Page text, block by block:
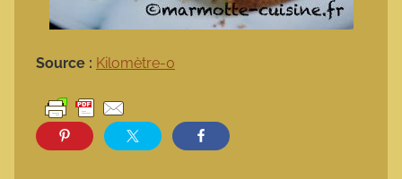
Source : Kilomètre-0